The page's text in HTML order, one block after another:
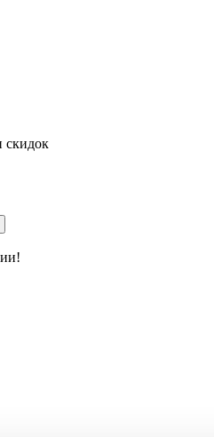
скидок